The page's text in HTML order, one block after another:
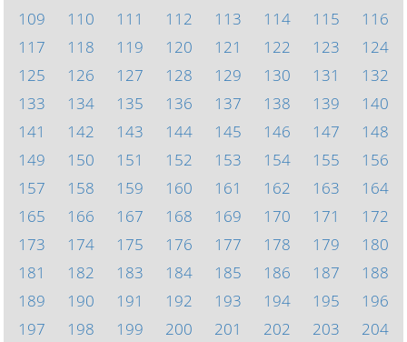
109
110 111 112 113 114 115
116
117
118 119 120 121 122 123
124
125
126 127 128 129 130 131
132
133
134 135 136 137 138 139
140
141
142 143 144 145 146 147
148
149
150 151 152 153 154 155
156
157
158 159 160 161 162 163
164
165
166 167 168 169 170 171
172
173
174 175 176 177 178 179
180
181
182 183 184 185 186 187
188
189
190 191 192 193 194 195
196
197
198 199 200 201 202 203
204